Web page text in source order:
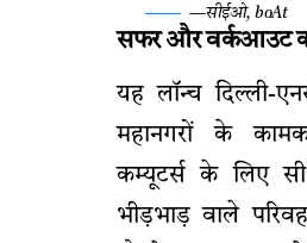
—सीईओ, boAt
सफर और वर्कआउट
यह लॉन्च
महानगरों के
कम्यूटर्स के लिए
भीड़भाड़ वाले